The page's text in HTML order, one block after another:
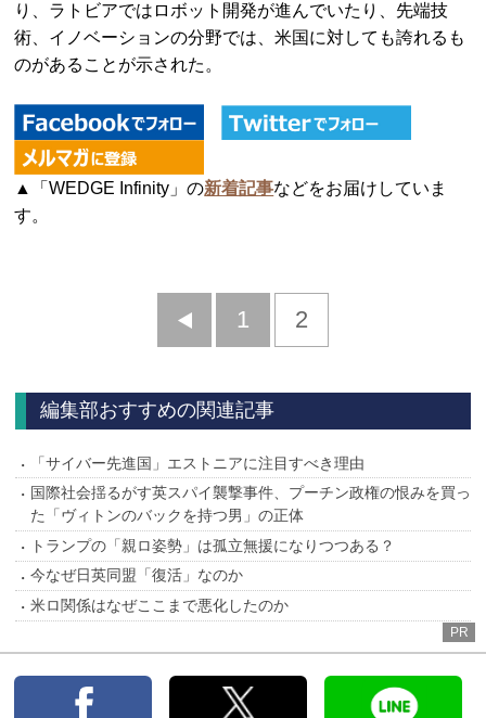
り、ラトビアではロボット開発が進んでいたり、先端技
術、イノベーションの分野では、米国に対しても誇れるも
のがあることが示された。
▲「WEDGE Infinity」の新着記事などをお届けしていま
す。
前
1 2
編集部おすすめの関連記事
「サイバー先進国」エストニアに注目すべき理由
国際社会揺るがす英スパイ襲撃事件、プーチン政権の恨みを買っ
た「ヴィトンのバックを持つ男」の正体
トランプの「親ロ姿勢」は孤立無援になりつつある？
今なぜ日英同盟「復活」なのか
米ロ関係はなぜここまで悪化したのか
PR